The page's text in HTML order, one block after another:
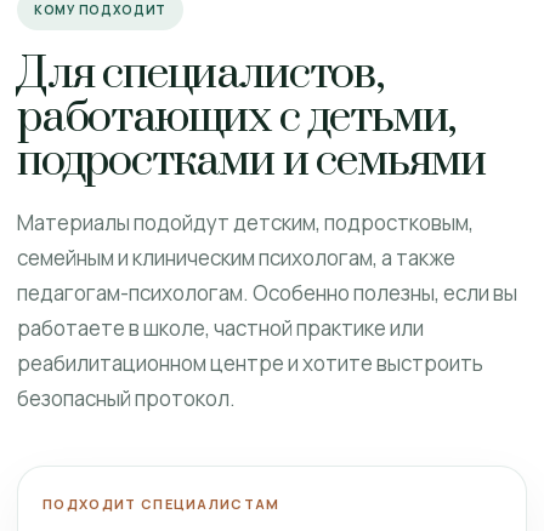
КОМУ ПОДХОДИТ
Для специалистов,
работающих с детьми,
подростками и семьями
Материалы подойдут детским, подростковым,
семейным и клиническим психологам, а также
педагогам-психологам. Особенно полезны, если вы
работаете в школе, частной практике или
реабилитационном центре и хотите выстроить
безопасный протокол.
ПОДХОДИТ СПЕЦИАЛИСТАМ